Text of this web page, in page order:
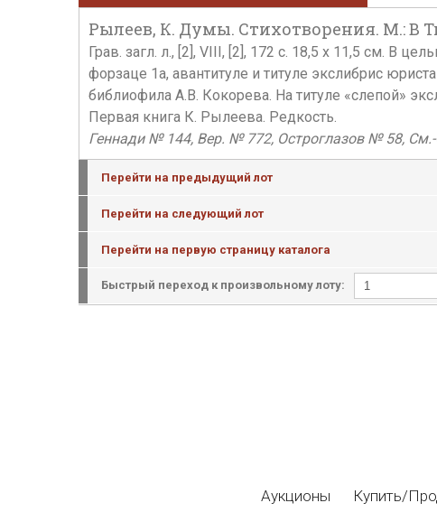
Рылеев, К. Думы. Стихотворения. М.: В
Грав. загл. л., [2], VIII, [2], 172 с. 18,5 х 11,5 см. В
форзаце 1а, авантитуле и титуле экслибрис
библиофила А.В. Кокорева. На титуле «слепой»
Первая книга К. Рылеева. Редкость.
Геннади № 144, Вер. № 772, Остроглазов № 58,
Перейти на предыдущий лот
Перейти на следующий лот
Перейти на первую страницу каталога
Быстрый переход к произвольному лоту:
Аукционы Купить/